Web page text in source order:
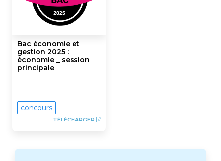
Bac économie et
gestion 2025 :
économie _ session
principale
concours
TÉLÉCHARGER